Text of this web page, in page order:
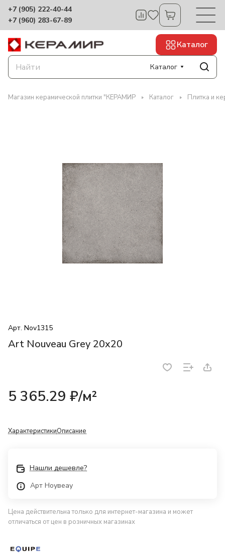
+7 (905) 222-40-44
+7 (960) 283-67-89
Каталог
Каталог
Магазин керамической плитки "КЕРАМИР Каталог Плитка и
Арт. Nov1315
Art Nouveau Grey 20x20
5 365.29 ₽/м²
ХарактеристикиОписание
Нашли дешевле?
Арт Ноувеау
Цена действительна только для интернет-магазина и может
отличаться от цен в розничных магазинах